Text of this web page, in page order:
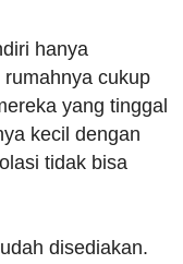
hanya
cukup
yang tinggal
kecil dengan
tidak bisa
disediakan.